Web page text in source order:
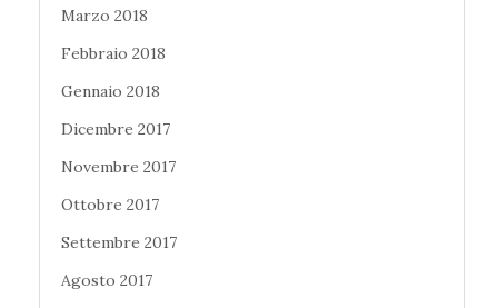
Marzo 2018
Febbraio 2018
Gennaio 2018
Dicembre 2017
Novembre 2017
Ottobre 2017
Settembre 2017
Agosto 2017